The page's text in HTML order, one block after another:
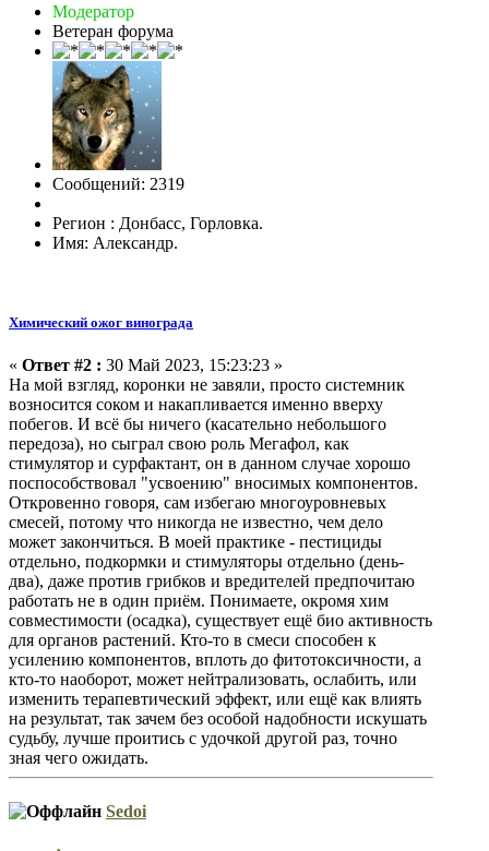
Модератор
Ветеран форума
Сообщений: 2319
Регион : Донбасс, Горловка.
Имя: Александр.
Химический ожог винограда
« Ответ #2 : 30 Май 2023, 15:23:23 »
На мой взгляд, коронки не завяли, просто системник
возносится соком и накапливается именно вверху
побегов. И всё бы ничего (касательно небольшого
передоза), но сыграл свою роль Мегафол, как
стимулятор и сурфактант, он в данном случае хорошо
поспособствовал "усвоению" вносимых компонентов.
Откровенно говоря, сам избегаю многоуровневых
смесей, потому что никогда не известно, чем дело
может закончиться. В моей практике - пестициды
отдельно, подкормки и стимуляторы отдельно (день-
два), даже против грибков и вредителей предпочитаю
работать не в один приём. Понимаете, окромя хим
совместимости (осадка), существует ещё био активность
для органов растений. Кто-то в смеси способен к
усилению компонентов, вплоть до фитотоксичности, а
кто-то наоборот, может нейтрализовать, ослабить, или
изменить терапевтический эффект, или ещё как влиять
на результат, так зачем без особой надобности искушать
судьбу, лучше проитись с удочкой другой раз, точно
зная чего ожидать.
Sedoi